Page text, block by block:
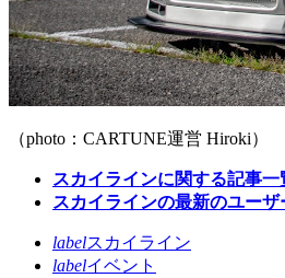
（photo：CARTUNE運営 Hiroki）
スカイラインに関する記事一
スカイラインの最新のユーザ
labelスカイライン
labelイベント